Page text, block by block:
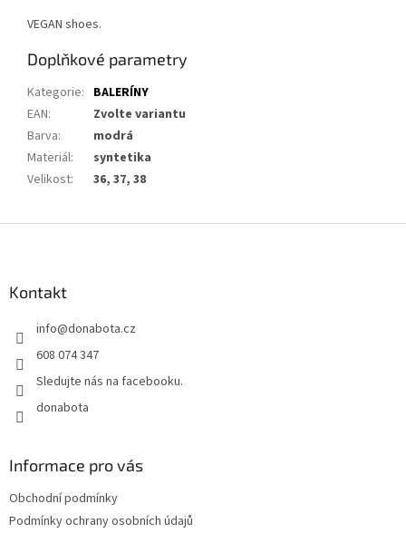
VEGAN shoes.
Doplňkové parametry
Kategorie: BALERÍNY
EAN:
Zvolte variantu
Barva:
modrá
Materiál:
syntetika
Velikost: 36, 37, 38
Kontakt
info@donabota.cz
608 074 347
Sledujte nás na facebooku.
donabota
Informace pro vás
Obchodní podmínky
Podmínky ochrany osobních údajů